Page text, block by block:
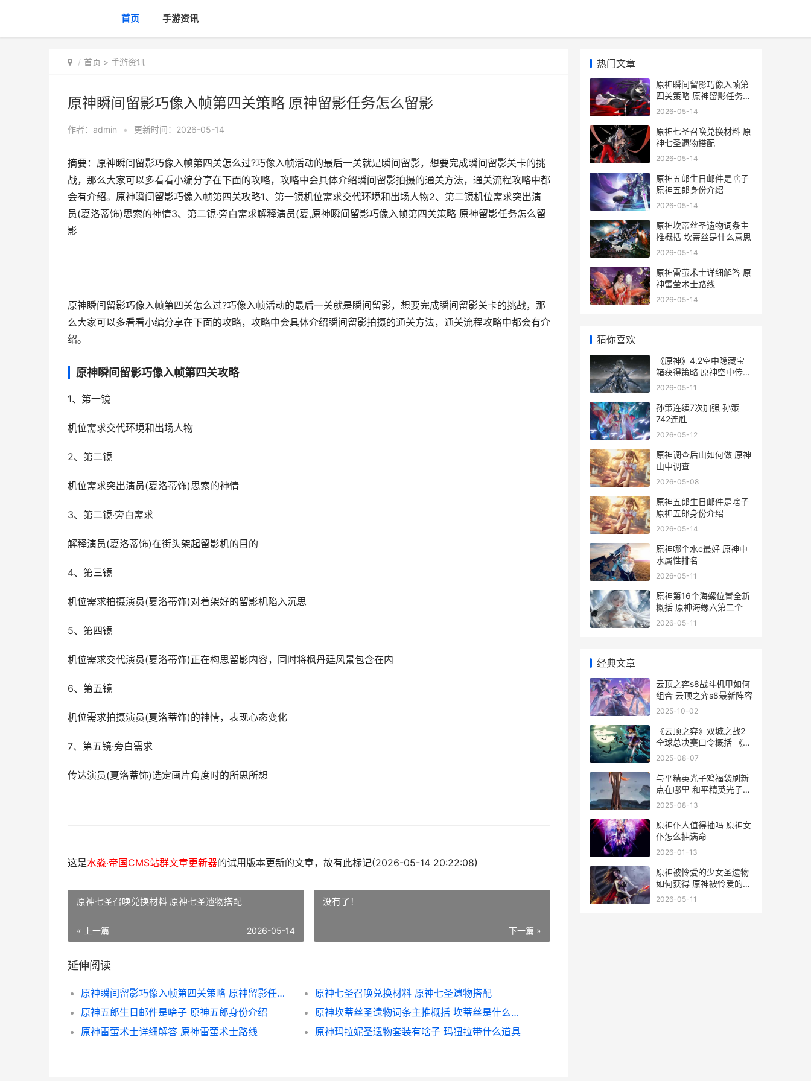
首页 手游资讯
首页 > 手游资讯
原神瞬间留影巧像入帧第四关策略 原神留影任务怎么留影
作者： admin • 更新时间：2026-05-14
摘要：原神瞬间留影巧像入帧第四关怎么过?巧像入帧活动的最后一关就是瞬间留影，想要完成瞬间留影关卡的挑
战，那么大家可以多看看小编分享在下面的攻略，攻略中会具体介绍瞬间留影拍摄的通关方法，通关流程攻略中都
会有介绍。原神瞬间留影巧像入帧第四关攻略1、第一镜机位需求交代环境和出场人物2、第二镜机位需求突出演
员(夏洛蒂饰)思索的神情3、第二镜·旁白需求解释演员(夏,原神瞬间留影巧像入帧第四关策略 原神留影任务怎么留
影
原神瞬间留影巧像入帧第四关怎么过?巧像入帧活动的最后一关就是瞬间留影，想要完成瞬间留影关卡的挑战，那
么大家可以多看看小编分享在下面的攻略，攻略中会具体介绍瞬间留影拍摄的通关方法，通关流程攻略中都会有介
绍。
原神瞬间留影巧像入帧第四关攻略
1、第一镜
机位需求交代环境和出场人物
2、第二镜
机位需求突出演员(夏洛蒂饰)思索的神情
3、第二镜·旁白需求
解释演员(夏洛蒂饰)在街头架起留影机的目的
4、第三镜
机位需求拍摄演员(夏洛蒂饰)对着架好的留影机陷入沉思
5、第四镜
机位需求交代演员(夏洛蒂饰)正在构思留影内容，同时将枫丹廷风景包含在内
6、第五镜
机位需求拍摄演员(夏洛蒂饰)的神情，表现心态变化
7、第五镜·旁白需求
传达演员(夏洛蒂饰)选定画片角度时的所思所想
这是水淼·帝国CMS站群文章更新器的试用版本更新的文章，故有此标记(2026-05-14 20:22:08)
原神七圣召唤兑换材料 原神七圣遗物搭配
« 上一篇 2026-05-14
没有了！
下一篇 »
延伸阅读
原神瞬间留影巧像入帧第四关策略 原神留影任务怎么留影
原神七圣召唤兑换材料 原神七圣遗物搭配
原神五郎生日邮件是啥子 原神五郎身份介绍
原神坎蒂丝圣遗物词条主推概括 坎蒂丝是什么意思
原神雷萤术士详细解答 原神雷萤术士路线
原神玛拉妮圣遗物套装有啥子 玛狃拉带什么道具
热门文章
原神瞬间留影巧像入帧第
四关策略 原神留影任务怎
么留影
2026-05-14
原神七圣召唤兑换材料 原
神七圣遗物搭配
2026-05-14
原神五郎生日邮件是啥子
原神五郎身份介绍
2026-05-14
原神坎蒂丝圣遗物词条主
推概括 坎蒂丝是什么意思
2026-05-14
原神雷萤术士详细解答 原
神雷萤术士路线
2026-05-14
猜你喜欢
《原神》4.2空中隐藏宝
箱获得策略 原神空中传送
门怎么进
2026-05-11
孙策连续7次加强 孙策
742连胜
2026-05-12
原神调查后山如何做 原神
山中调查
2026-05-08
原神五郎生日邮件是啥子
原神五郎身份介绍
2026-05-14
原神哪个水c最好 原神中
水属性排名
2026-05-11
原神第16个海螺位置全新
概括 原神海螺六第二个
2026-05-11
经典文章
云顶之弈s8战斗机甲如何
组合 云顶之弈s8最新阵容
2025-10-02
《云顶之弈》双城之战2
全球总决赛口令概括 《云
顶之弈》双城之战2全球
2025-08-07
与平精英光子鸡福袋刷新
点在哪里 和平精英光子鸡
有什么用
2025-08-13
原神仆人值得抽吗 原神女
仆怎么抽满命
2026-01-13
原神被怜爱的少女圣遗物
如何获得 原神被怜爱的少
女圣遗物在哪刷
2026-05-11